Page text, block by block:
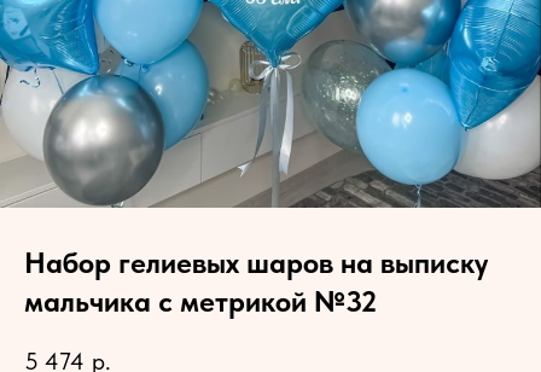
Набор гелиевых шаров на выписку
мальчика с метрикой №32
5 474 р.